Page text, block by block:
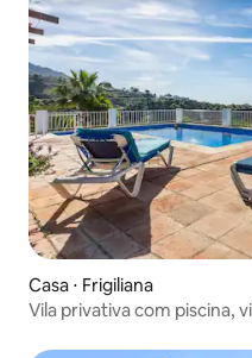
Casa ⋅ Frigiliana
Vila privativa com piscina,